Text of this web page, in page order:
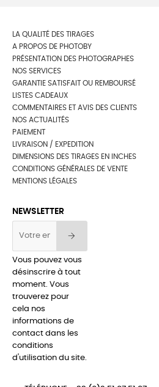
LA QUALITÉ DES TIRAGES
A PROPOS DE PHOTOBY
PRÉSENTATION DES PHOTOGRAPHES
NOS SERVICES
GARANTIE SATISFAIT OU REMBOURSÉ
LISTES CADEAUX
COMMENTAIRES ET AVIS DES CLIENTS
NOS ACTUALITÉS
PAIEMENT
LIVRAISON / EXPEDITION
DIMENSIONS DES TIRAGES EN INCHES
CONDITIONS GÉNÉRALES DE VENTE
MENTIONS LÉGALES
NEWSLETTER
Vous pouvez vous
désinscrire à tout
moment. Vous
trouverez pour
cela nos
informations de
contact dans les
conditions
d'utilisation du site.